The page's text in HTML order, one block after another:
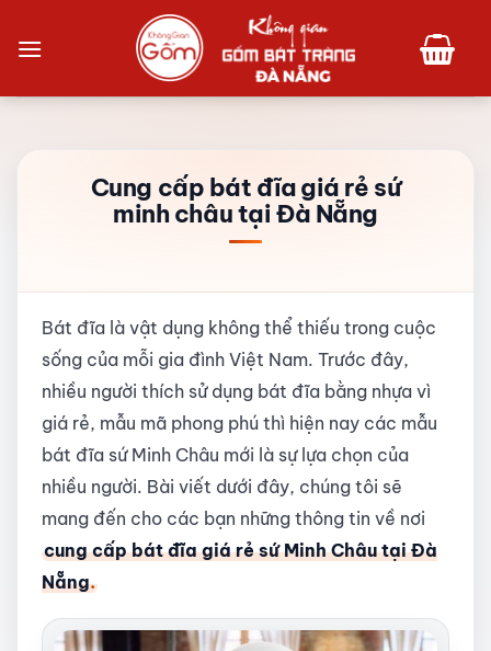
qua
dung
Cung cấp bát đĩa giá rẻ sứ
minh châu tại Đà Nẵng
Bát đĩa là vật dụng không thể thiếu trong cuộc
sống của mỗi gia đình Việt Nam. Trước đây,
nhiều người thích sử dụng bát đĩa bằng nhựa vì
giá rẻ, mẫu mã phong phú thì hiện nay các mẫu
bát đĩa sứ Minh Châu mới là sự lựa chọn của
nhiều người. Bài viết dưới đây, chúng tôi sẽ
mang đến cho các bạn những thông tin về nơi
cung cấp bát đĩa giá rẻ sứ Minh Châu tại Đà
Nẵng.